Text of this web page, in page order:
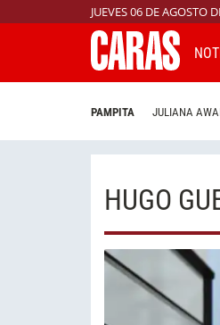
JUEVES 06 DE AGOSTO
PAMPITA JULIANA
HUGO